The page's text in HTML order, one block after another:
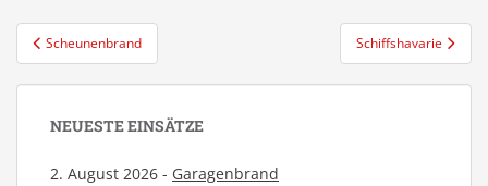
Beitragsnavigation
Scheunenbrand Schiffshavarie
NEUESTE EINSÄTZE
2. August 2026 - Garagenbrand